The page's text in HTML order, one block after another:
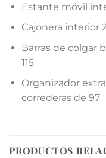
Estante móvil
Cajonera interior
Barras de colgar
115
Organizador
correderas de 97
PRODUCTOS